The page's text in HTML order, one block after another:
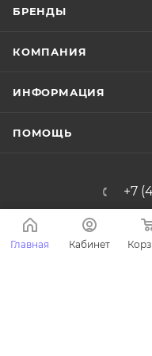
БРЕНДЫ
КОМПАНИЯ
ИНФОРМАЦИЯ
ПОМОЩЬ
+7
Москва,
Главная Кабинет